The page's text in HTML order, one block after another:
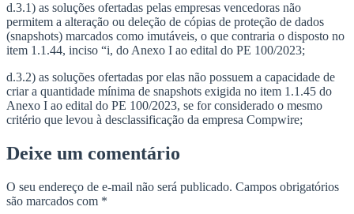
d.3.1) as soluções ofertadas pelas empresas vencedoras não
permitem a alteração ou deleção de cópias de proteção de dados
(snapshots) marcados como imutáveis, o que contraria o disposto no
item 1.1.44, inciso “i, do Anexo I ao edital do PE 100/2023;
d.3.2) as soluções ofertadas por elas não possuem a capacidade de
criar a quantidade mínima de snapshots exigida no item 1.1.45 do
Anexo I ao edital do PE 100/2023, se for considerado o mesmo
critério que levou à desclassificação da empresa Compwire;
Deixe um comentário
O seu endereço de e-mail não será publicado. Campos obrigatórios
são marcados com *